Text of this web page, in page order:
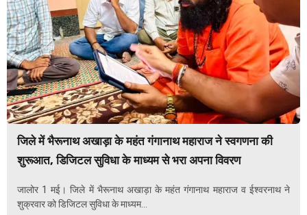
जिले में भैरूनाथ अखाड़ा के महंत गंगानाथ महाराज ने स्वगणना की
शुरूआत, डिजिटल सुविधा के माध्यम से भरा अपना विवरण
जालोर 1 मई। जिले में भैरूनाथ अखाड़ा के महंत गंगानाथ महाराज व ईश्वरनाथ ने
शुक्रवार को डिजिटल सुविधा के माध्यम...